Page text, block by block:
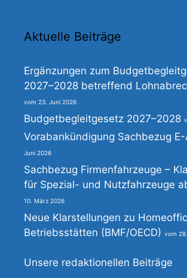
Aktuelle Beiträge
Ergänzungen zum
2027–2028 betreffend
23. Juni 2026
Budgetbegleitgesetz 2027–2028
Vorabankündigung Sachbezug
Juni 2026
Sachbezug Firmenfahrzeuge –
für Spezial- und Nutzfahrzeuge
10. März 2026
Neue Klarstellungen zu
Betriebsstätten (BMF/OECD)
Unsere redaktionellen Beiträge